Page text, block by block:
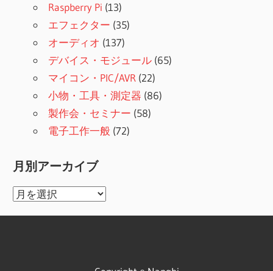
Raspberry Pi (13)
エフェクター (35)
オーディオ (137)
デバイス・モジュール (65)
マイコン・PIC/AVR (22)
小物・工具・測定器 (86)
製作会・セミナー (58)
電子工作一般 (72)
月別アーカイブ
月